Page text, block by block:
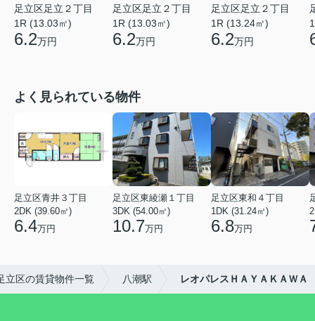
足立区足立２丁目
1R (13.03㎡)
6.2万円
足立区足立２丁目
1R (13.03㎡)
6.2万円
足立区足立２丁目
1R (13.24㎡)
6.2万円
よく見られている物件
足立区青井３丁目
2DK (39.60㎡)
6.4万円
足立区東綾瀬１丁目
3DK (54.00㎡)
10.7万円
足立区東和４丁目
1DK (31.24㎡)
6.8万円
立区の賃貸物件一覧 八潮駅 レオパレスＨＡＹＡＫＡＷＡ